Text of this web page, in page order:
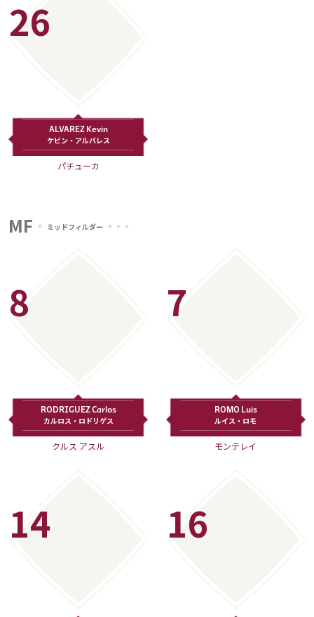
26
ALVAREZ Kevin
ケビン・アルバレス
パチューカ
MF ミッドフィルダー
8
RODRIGUEZ Carlos
カルロス・ロドリゲス
クルス アスル
7
ROMO Luis
ルイス・ロモ
モンテレイ
14 16